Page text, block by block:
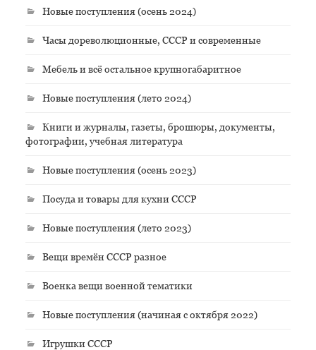
Новые поступления (осень 2024)
Часы дореволюционные, СССР и современные
Мебель и всё остальное крупногабаритное
Новые поступления (лето 2024)
Книги и журналы, газеты, брошюры, документы,
фотографии, учебная литература
Новые поступления (осень 2023)
Посуда и товары для кухни СССР
Новые поступления (лето 2023)
Вещи времён СССР разное
Военка вещи военной тематики
Новые поступления (начиная с октября 2022)
Игрушки СССР